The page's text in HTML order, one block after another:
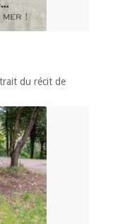
du récit de